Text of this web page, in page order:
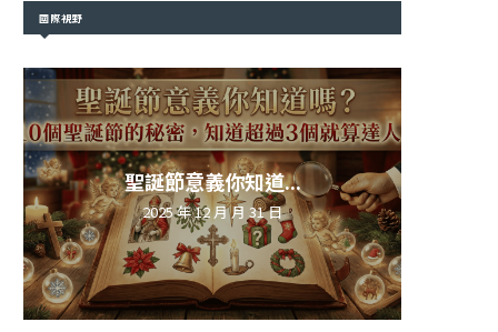
國際視野
聖誕節意義你知道...
2025 年 12 月 月 31 日